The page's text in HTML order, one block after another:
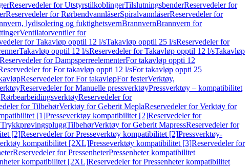
Reservedeler for UtstyrstilkoblingerTilslutningsbenderReservedeler for
Reservedeler for RørbendvannlåserSpiralvannlåserReservedeler for
lydisolering og fuktighetsvernBrannvernBrannvern for
Ventilatorventiler for
for Takavløp opptil 12 l/sTakavløp opptil 25 l/sReservedeler for
Takavløp opptil 12 l/sReservedeler for Takavløp opptil 12 l/sTakavløp
Reservedeler for DampsperreelementerFor takavløp oppti 12
for For takavløp oppti 12 l/sFor takavløp oppti 25
Reservedeler for For takavløpFor festerVerktøy,
Reservedeler for Manuelle pressverktøyPressverktøy – kompatibilitet
RørbearbeidingsverktøyReservedeler for
for TilbehørVerktøy for Geberit MeplaReservedeler for Verktøy for
[1]Presseverktøy kompatibilitet [2]Reservedeler for
TilbehørVerktøy for Geberit MapressReservedeler for
[2]Reservedeler for Presseverktøy kompatibilitet [2]Pressverktøy-
kompatibilitet [2XL]Presseverktøy kompatibilitet [3]Reservedeler for
Reservedeler for PressenheterPressenheter kompatibilitet
kompatibilitet [2XL]Reservedeler for Pressenheter kompatibilitet